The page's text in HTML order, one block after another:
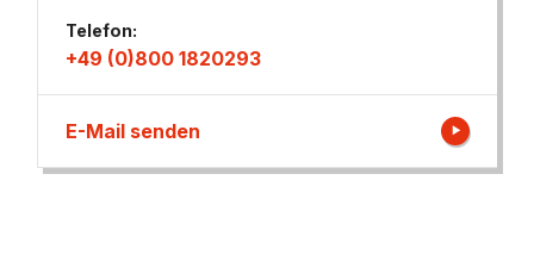
Telefon:
+49 (0)800 1820293
E-Mail senden